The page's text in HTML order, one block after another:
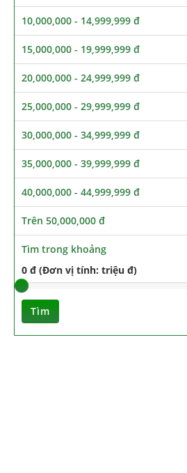
10,000,000 - 14,999,999 đ
15,000,000 - 19,999,999 đ
20,000,000 - 24,999,999 đ
25,000,000 - 29,999,999 đ
30,000,000 - 34,999,999 đ
35,000,000 - 39,999,999 đ
40,000,000 - 44,999,999 đ
Trên 50,000,000 đ
Tìm trong khoảng
0 đ (Đơn vị tính: triệu đ)
Tìm